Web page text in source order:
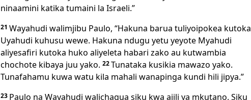
ninaamini katika tumaini la Israeli.”
21 Wayahudi walimjibu Paulo, “Hakuna barua tuliyoipokea kutoka
Uyahudi kuhusu wewe. Hakuna ndugu yetu yeyote Myahudi
aliyesafiri kutoka huko aliyeleta habari zako au kutwambia
chochote kibaya juu yako. 22Tunataka kusikia mawazo yako.
Tunafahamu kuwa watu kila mahali wanapinga kundi hili jipya.”
23 Paulo na Wayahudi walichagua siku kwa ajili ya mkutano. Siku